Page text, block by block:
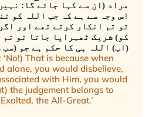
مراد (ان سے کہا جائے گا:
اس وجہ سے ہے کہ جب اللہ کو
تو تم انکار کرتے تھے اور
کو) شریک ٹھہرایا جاتا تو
(اب) اللہ ہی کا حکم ہے جو (سب
That is because when
alone, you would disbelieve,
with Him, you would
the judgement belongs to
the All-Great.’